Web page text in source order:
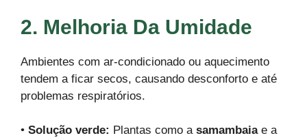
2. Melhoria Da Umidade
Ambientes com ar-condicionado ou aquecimento
tendem a ficar secos, causando desconforto e até
problemas respiratórios.
• Solução verde: Plantas como a samambaiae a